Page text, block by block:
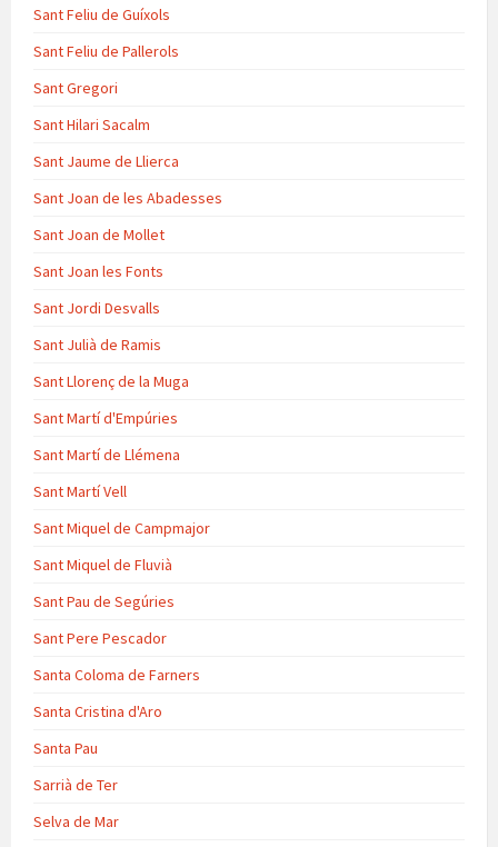
Sant Feliu de Guíxols
Sant Feliu de Pallerols
Sant Gregori
Sant Hilari Sacalm
Sant Jaume de Llierca
Sant Joan de les Abadesses
Sant Joan de Mollet
Sant Joan les Fonts
Sant Jordi Desvalls
Sant Julià de Ramis
Sant Llorenç de la Muga
Sant Martí d'Empúries
Sant Martí de Llémena
Sant Martí Vell
Sant Miquel de Campmajor
Sant Miquel de Fluvià
Sant Pau de Segúries
Sant Pere Pescador
Santa Coloma de Farners
Santa Cristina d'Aro
Santa Pau
Sarrià de Ter
Selva de Mar